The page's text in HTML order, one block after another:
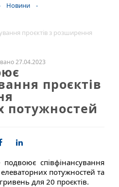
Новини -
проєктів з розширення
27.04.2023
проєктів
потужностей
співфінансування
потужностей та
для 20 проєктів.